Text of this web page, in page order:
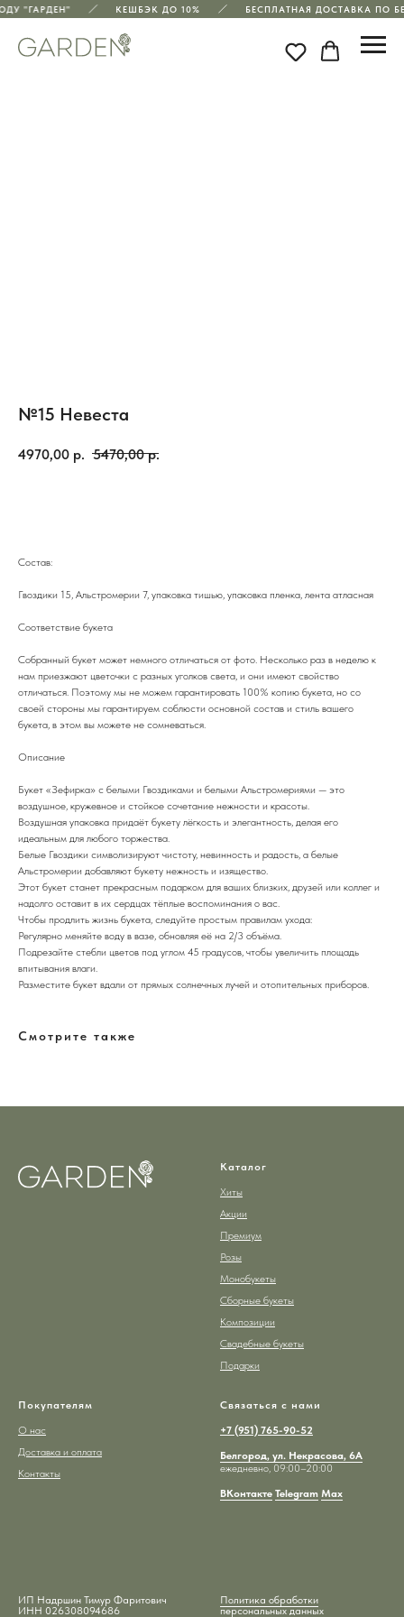
"ГАРДЕН" КЕШБЭК ДО 10% БЕСПЛАТНАЯ ДОСТАВКА ПО
№15 Невеста
4970,00 р. 5470,00 р.
Состав:
Гвоздики 15, Альстромерии 7, упаковка тишью, упаковка пленка, лента атласная
Соответствие букета
Собранный букет может немного отличаться от фото. Несколько раз в неделю к
нам приезжают цветочки с разных уголков света, и они имеют свойство
отличаться. Поэтому мы не можем гарантировать 100% копию букета, но со
своей стороны мы гарантируем соблюсти основной состав и стиль вашего
букета, в этом вы можете не сомневаться.
Описание
Букет «Зефирка» с белыми Гвоздиками и белыми Альстромериями — это
воздушное, кружевное и стойкое сочетание нежности и красоты.
Воздушная упаковка придаёт букету лёгкость и элегантность, делая его
идеальным для любого торжества.
Белые Гвоздики символизируют чистоту, невинность и радость, а белые
Альстромерии добавляют букету нежность и изящество.
Этот букет станет прекрасным подарком для ваших близких, друзей или коллег и
надолго оставит в их сердцах тёплые воспоминания о вас.
Чтобы продлить жизнь букета, следуйте простым правилам ухода:
Регулярно меняйте воду в вазе, обновляя её на 2/3 объёма.
Подрезайте стебли цветов под углом 45 градусов, чтобы увеличить площадь
впитывания влаги.
Разместите букет вдали от прямых солнечных лучей и отопительных приборов.
Смотрите также
Каталог
Хиты
Акции
Премиум
Розы
Монобукеты
Сборные букеты
Композиции
Свадебные букеты
Подарки
Покупателям
О нас
Доставка и оплата
Контакты
Связаться с нами
+7 (951) 765-90-52
Белгород, ул. Некрасова, 6А
ежедневно, 09:00–20:00
ВКонтакте Telegram Max
ИП Надршин Тимур Фаритович
ИНН 026308094686
Политика обработки
персональных данных